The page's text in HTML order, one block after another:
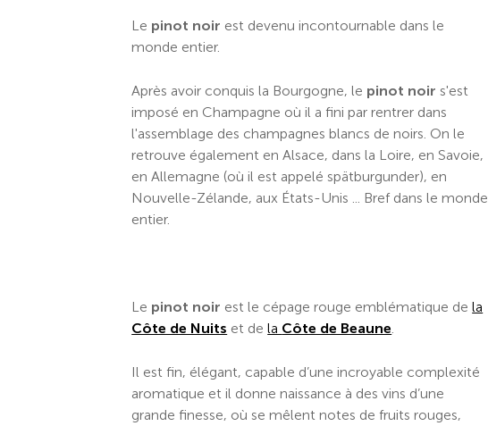
Le pinot noir est devenu incontournable dans le
monde entier.
Après avoir conquis la Bourgogne, le pinot noir s'est
imposé en Champagne où il a fini par rentrer dans
l'assemblage des champagnes blancs de noirs. On le
retrouve également en Alsace, dans la Loire, en Savoie,
en Allemagne (où il est appelé spätburgunder), en
Nouvelle-Zélande, aux États-Unis ... Bref dans le monde
entier.
Le pinot noir est le cépage rouge emblématique dela
Côte de Nuits et dela Côte de Beaune.
Il est fin, élégant, capable d’une incroyable complexité
aromatique et il donne naissance à des vins d’une
grande finesse, où se mêlent notes de fruits rouges,